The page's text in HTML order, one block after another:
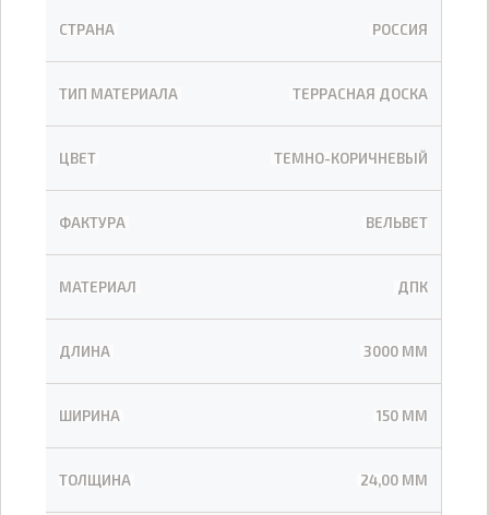
СТРАНА РОССИЯ
ТИП МАТЕРИАЛА ТЕРРАСНАЯ ДОСКА
ЦВЕТ ТЕМНО-КОРИЧНЕВЫЙ
ФАКТУРА ВЕЛЬВЕТ
МАТЕРИАЛ ДПК
ДЛИНА 3000 ММ
ШИРИНА 150 ММ
ТОЛЩИНА 24,00 ММ